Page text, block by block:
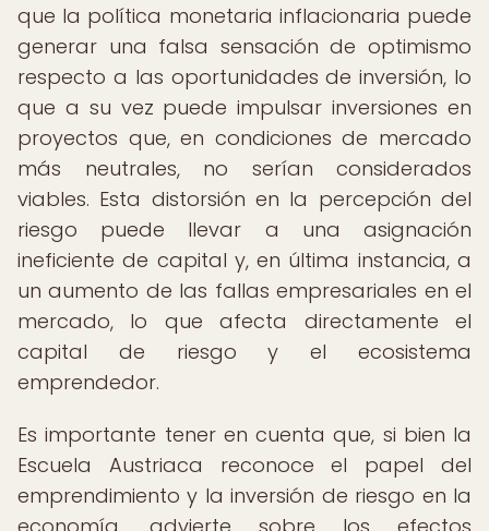
que la política monetaria inflacionaria puede
generar una falsa sensación de optimismo
respecto a las oportunidades de inversión, lo
que a su vez puede impulsar inversiones en
proyectos que, en condiciones de mercado
más neutrales, no serían considerados
viables. Esta distorsión en la percepción del
riesgo puede llevar a una asignación
ineficiente de capital y, en última instancia, a
un aumento de las fallas empresariales en el
mercado, lo que afecta directamente el
capital de riesgo y el ecosistema
emprendedor.
Es importante tener en cuenta que, si bien la
Escuela Austriaca reconoce el papel del
emprendimiento y la inversión de riesgo en la